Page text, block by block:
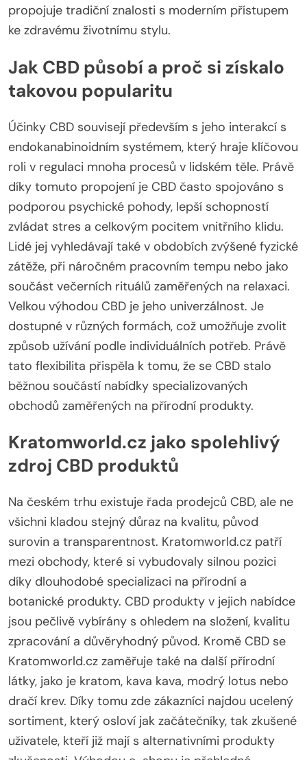
propojuje tradiční znalosti s moderním přístupem
ke zdravému životnímu stylu.
Jak CBD působí a proč si získalo
takovou popularitu
Účinky CBD souvisejí především s jeho interakcí s
endokanabinoidním systémem, který hraje klíčovou
roli v regulaci mnoha procesů v lidském těle. Právě
díky tomuto propojení je CBD často spojováno s
podporou psychické pohody, lepší schopností
zvládat stres a celkovým pocitem vnitřního klidu.
Lidé jej vyhledávají také v obdobích zvýšené fyzické
zátěže, při náročném pracovním tempu nebo jako
součást večerních rituálů zaměřených na relaxaci.
Velkou výhodou CBD je jeho univerzálnost. Je
dostupné v různých formách, což umožňuje zvolit
způsob užívání podle individuálních potřeb. Právě
tato flexibilita přispěla k tomu, že se CBD stalo
běžnou součástí nabídky specializovaných
obchodů zaměřených na přírodní produkty.
Kratomworld.cz jako spolehlivý
zdroj CBD produktů
Na českém trhu existuje řada prodejců CBD, ale ne
všichni kladou stejný důraz na kvalitu, původ
surovin a transparentnost. Kratomworld.cz patří
mezi obchody, které si vybudovaly silnou pozici
díky dlouhodobé specializaci na přírodní a
botanické produkty. CBD produkty v jejich nabídce
jsou pečlivě vybírány s ohledem na složení, kvalitu
zpracování a důvěryhodný původ. Kromě CBD se
Kratomworld.cz zaměřuje také na další přírodní
látky, jako je kratom, kava kava, modrý lotus nebo
dračí krev. Díky tomu zde zákazníci najdou ucelený
sortiment, který osloví jak začátečníky, tak zkušené
uživatele, kteří již mají s alternativními produkty